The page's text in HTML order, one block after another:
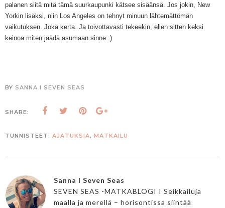
palanen siitä mitä tämä suurkaupunki kätsee sisäänsä. Jos jokin, New
Yorkin lisäksi, niin Los Angeles on tehnyt minuun lähtemättömän
vaikutuksen. Joka kerta. Ja toivottavasti tekeekin, ellen sitten keksi
keinoa miten jäädä asumaan sinne :)
BY SANNA I SEVEN SEAS
SHARE:
TUNNISTEET: AJATUKSIA, MATKAILU
Sanna I Seven Seas
SEVEN SEAS -MATKABLOGI I Seikkailuja
maalla ja merellä – horisontissa siintää